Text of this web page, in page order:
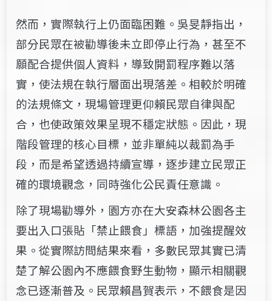
然而，實際執行上仍面臨困難。吳旻靜指出，
部分民眾在被勸導後未立即停止行為，甚至不
願配合提供個人資料，導致開罰程序難以落
實，使法規在執行層面出現落差。相較於明確
的法規條文，現場管理更仰賴民眾自律與配
合，也使政策效果呈現不穩定狀態。因此，現
階段管理的核心目標，並非單純以裁罰為手
段，而是希望透過持續宣導，逐步建立民眾正
確的環境觀念，同時強化公民責任意識。
除了現場勸導外，園方亦在大安森林公園各主
要出入口張貼「禁止餵食」標語，加強提醒效
果。從實際訪問結果來看，多數民眾其實已清
楚了解公園內不應餵食野生動物，顯示相關觀
念已逐漸普及。民眾賴昌賀表示，不餵食是因